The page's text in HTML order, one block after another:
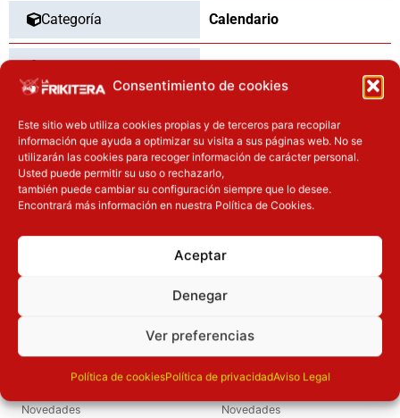
Consentimiento de cookies
Este sitio web utiliza cookies propias y de terceros para recopilar
información que ayuda a optimizar su visita a sus páginas web. No se
utilizarán las cookies para recoger información de carácter personal.
Usted puede permitir su uso o rechazarlo,
también puede cambiar su configuración siempre que lo desee.
Encontrará más información en nuestra Política de Cookies.
Aceptar
Denegar
Ver preferencias
Política de cookiesPolítica de privacidadAviso Legal
Categoría Calendario
OTROS PRODUCTOS QUE TE
PUEDEN INTERESAR
Inicie sesión
Novedades
Inicie sesión
Novedades